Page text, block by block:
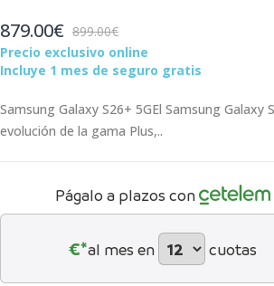
879.00€ 899.00€
Precio exclusivo online
Incluye 1 mes de seguro gratis
Samsung Galaxy S26+ 5GEl Samsung Galaxy
evolución de la gama Plus,..
Págalo a plazos con
€*al mes en cuotas